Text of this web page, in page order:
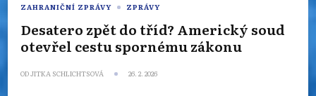
ZAHRANIČNÍ ZPRÁVY ZPRÁVY
Desatero zpět do tříd? Americký soud
otevřel cestu spornému zákonu
ODJITKA SCHLICHTSOVÁ 26. 2. 2026